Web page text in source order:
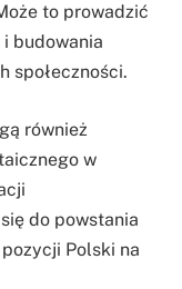
to prowadzić
budowania
społeczności.
również
w
do powstania
Polski na